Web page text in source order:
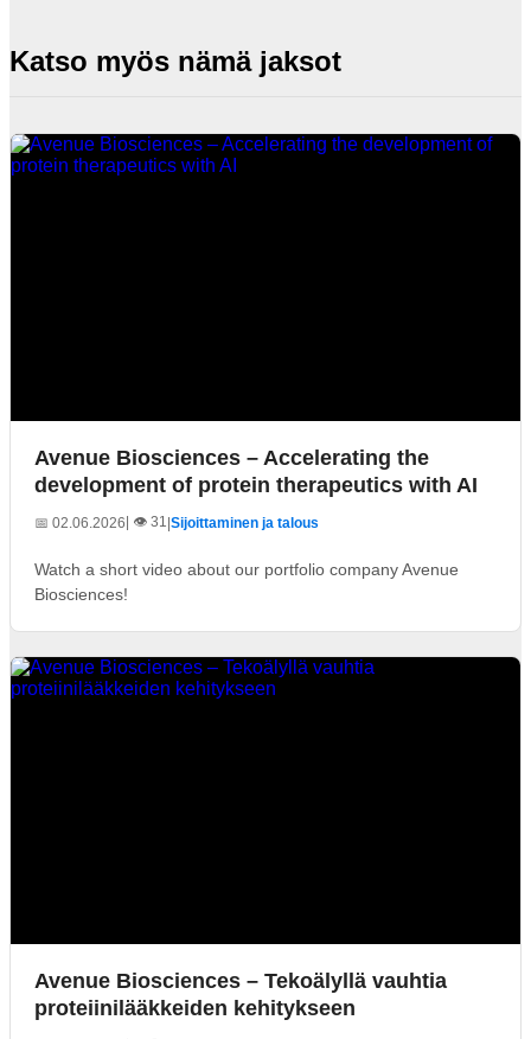
Katso myös nämä jaksot
Avenue Biosciences – Accelerating the
development of protein therapeutics with AI
📅 02.06.2026| 👁️ 31 Sijoittaminen ja talous
Watch a short video about our portfolio company Avenue
Biosciences!
Avenue Biosciences – Tekoälyllä vauhtia
proteiinilääkkeiden kehitykseen